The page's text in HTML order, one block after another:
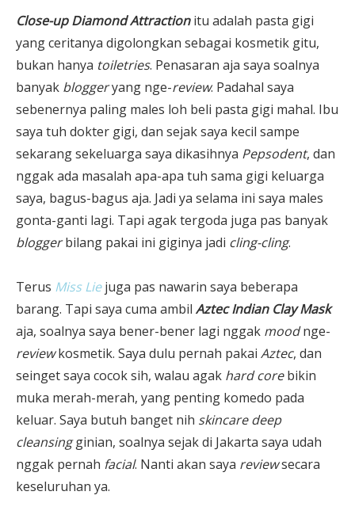
Close-up Diamond Attractionitu adalah pasta gigi
yang ceritanya digolongkan sebagai kosmetik gitu,
bukan hanya toiletries. Penasaran aja saya soalnya
banyak bloggeryang nge-review. Padahal saya
sebenernya paling males loh beli pasta gigi mahal. Ibu
saya tuh dokter gigi, dan sejak saya kecil sampe
sekarang sekeluarga saya dikasihnya Pepsodent, dan
nggak ada masalah apa-apa tuh sama gigi keluarga
saya, bagus-bagus aja. Jadi ya selama ini saya males
gonta-ganti lagi. Tapi agak tergoda juga pas banyak
bloggerbilang pakai ini giginya jadi cling-cling.
Terus Miss Liejuga pas nawarin saya beberapa
barang. Tapi saya cuma ambil Aztec Indian Clay Mask
aja, soalnya saya bener-bener lagi nggak moodnge-
reviewkosmetik. Saya dulu pernah pakai Aztec, dan
seinget saya cocok sih, walau agak hard corebikin
muka merah-merah, yang penting komedo pada
keluar. Saya butuh banget nih skincare deep
cleansingginian, soalnya sejak di Jakarta saya udah
nggak pernah facial. Nanti akan saya reviewsecara
keseluruhan ya.